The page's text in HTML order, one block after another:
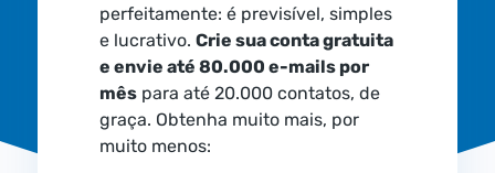
perfeitamente: é previsível, simples
e lucrativo. Crie sua conta gratuita
e envie até 80.000 e-mails por
mêspara até 20.000 contatos, de
graça. Obtenha muito mais, por
muito menos: